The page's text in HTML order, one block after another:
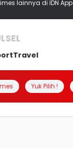
lainnya di IDN App
Travel
Yuk Pilih !